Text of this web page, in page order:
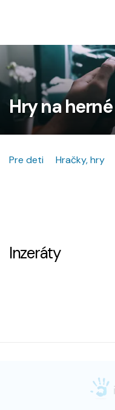
Hry na
Pre deti Hračky, hry
Inzeráty